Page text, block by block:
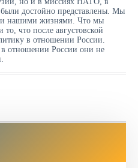
достойно представлены. Мы
нашими жизнями. Что мы
что после августовской
в отношении России.
отношении России они не